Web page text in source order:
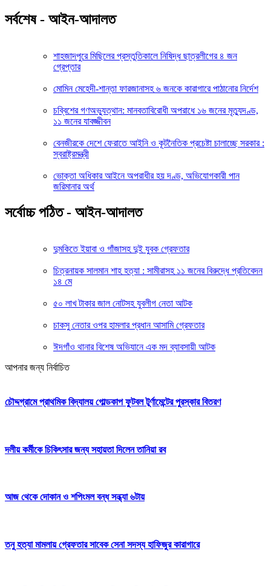
সর্বশেষ - আইন-আদালত
শাহজাদপুরে মিছিলের প্রস্তুতিকালে নিষিদ্ধ ছাত্রলীগের ৪ জন
গ্রেপ্তার
মোমিন মেহেদী-শান্তা ফারজানাসহ ৬ জনকে কারাগারে পাঠানোর নির্দেশ
চব্বিশের গণঅভ্যুত্থান: মানবতাবিরোধী অপরাধে ১৬ জনের মৃত্যুদণ্ড,
১১ জনের যাবজ্জীবন
বেনজীরকে দেশে ফেরাতে আইনি ও কূটনৈতিক প্রচেষ্টা চালাচ্ছে সরকার :
স্বরাষ্ট্রমন্ত্রী
ভোক্তা অধিকার আইনে অপরাধীর হয় দণ্ড, অভিযোগকারী পান
জরিমানার অর্থ
সর্বোচ্চ পঠিত - আইন-আদালত
দুমকিতে ইয়াবা ও গাঁজাসহ দুই যুবক গ্রেফতার
চিত্রনায়ক সালমান শাহ হত্যা : সামীরাসহ ১১ জনের বিরুদ্ধে প্রতিবেদন
১৪ মে
৫০ লাখ টাকার জাল নোটসহ যুবলীগ নেতা আটক
চাকসু নেতার ওপর হামলার প্রধান আসামি গ্রেফতার
ঈদগাঁও থানার বিশেষ অভিযানে এক মদ ব্যাবসায়ী আটক
আপনার জন্য নির্বাচিত
চৌদ্দগ্রামে প্রাথমিক বিদ্যালয় গোল্ডকাপ ফুটবল টূর্ণামেন্টের পুরস্কার বিতরণ
দলীয় কর্মীকে চিকিৎসার জন্য সহায়তা দিলেন তানিয়া রব
আজ থেকে দোকান ও শপিংমল বন্ধ সন্ধ্যা ৬টায়
তনু হত্যা মামলায় গ্রেফতার সাবেক সেনা সদস্য হাফিজুর কারাগারে